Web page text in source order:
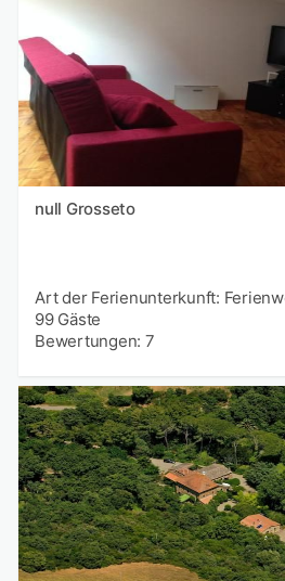
null Grosseto
Art der Ferienunterkunft:
99 Gäste
Bewertungen: 7